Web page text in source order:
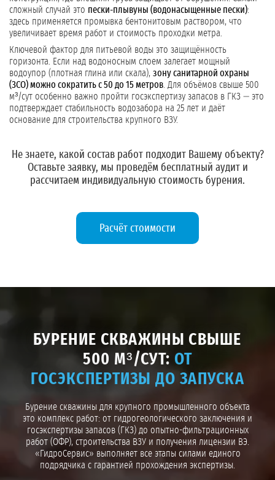
сложный случай это пески-плывуны (водонасыщенные пески):
здесь применяется промывка бентонитовым раствором, что
увеличивает время работ и стоимость проходки метра.
Ключевой фактор для питьевой воды это защищённость
горизонта. Если над водоносным слоем залегает мощный
водоупор (плотная глина или скала), зону санитарной охраны
(ЗСО) можно сократить с 50 до 15 метров . Для объёмов свыше 500
м³/сут особенно важно пройти госэкспертизу запасов в ГКЗ — это
подтверждает стабильность водозабора на 25 лет и даёт
основание для строительства крупного ВЗУ.
Не знаете, какой состав работ подходит Вашему объекту?
Оставьте заявку, мы проведём бесплатный аудит и
рассчитаем индивидуальную стоимость бурения.
Расчёт стоимости
БУРЕНИЕ СКВАЖИНЫ СВЫШЕ
500 М³/СУТ: ОТ
ГОСЭКСПЕРТИЗЫ ДО ЗАПУСКА
Бурение скважины для крупного промышленного объекта
это комплекс работ: от гидрогеологического заключения и
госэкспертизы запасов (ГКЗ) до опытно-фильтрационных
работ (ОФР), строительства ВЗУ и получения лицензии ВЭ.
«ГидроСервис» выполняет все этапы силами единого
подрядчика с гарантией прохождения экспертизы.